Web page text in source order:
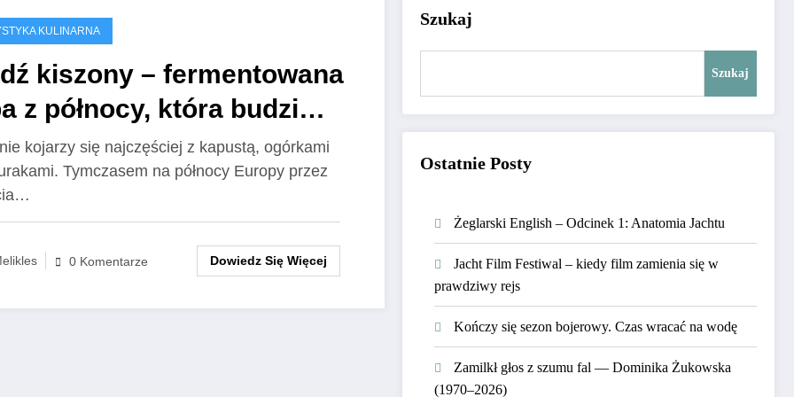
KULINARNA
kiszony – fermentowana
z północy, która budzi
kojarzy się najczęściej z kapustą, ogórkami
Tymczasem na północy Europy przez
0 Komentarze Dowiedz Się Więcej
Szukaj
Szukaj
Ostatnie Posty
Żeglarski English – Odcinek 1: Anatomia Jachtu
Jacht Film Festiwal – kiedy film zamienia się w
prawdziwy rejs
Kończy się sezon bojerowy. Czas wracać na wodę
Zamilkł głos z szumu fal — Dominika Żukowska
(1970–2026)